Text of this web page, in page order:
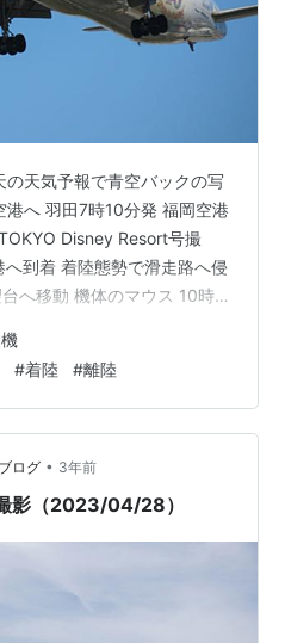
天気予報で青空バックの写
へ 羽田7時10分発 福岡空港
Disney Resort号撮
到着 着陸態勢で滑走路へ侵
へ移動 機体のマウス 10時
JALは着陸して70分で出発
ある業務配分ですね！
グ更新時間午前6時33分 室
度 体感温度13度 昨日の航
#着陸 #離陸
ログ • 3年前
影（2023/04/28）